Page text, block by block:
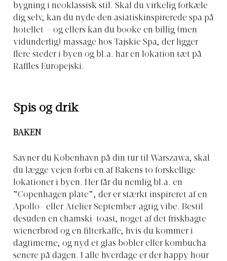
bygning i neoklassisk stil. Skal du virkelig forkæle
dig selv, kan du nyde den asiatiskinspirerede spa på
hotellet – og ellers kan du booke en billig (men
vidunderlig) massage hos Tajskie Spa, der ligger
flere steder i byen og bl.a. har en lokation tæt på
Raffles Europejski.
Spis og drik
BAKEN
Savner du København på din tur til Warszawa, skal
du lægge vejen forbi en af Bakens to forskellige
lokationer i byen. Her får du nemlig bl.a. en
”Copenhagen plate”, der er stærkt inspireret af en
Apollo- eller Atelier September-agtig vibe. Bestil
desuden en chamski-toast, noget af det friskbagte
wienerbrød og en filterkaffe, hvis du kommer i
dagtimerne, og nyd et glas bobler eller kombucha
senere på dagen. I alle hverdage er der happy hour